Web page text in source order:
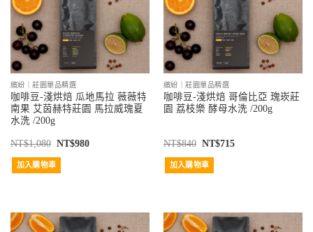
繽紛｜莊園單品精選
咖啡豆-淺烘焙 瓜地馬拉 薇薇特
南果 艾茵赫特莊園 馬拉威瑰夏
水洗 /200g
NT$1,080 NT$980
加入購物車
繽紛｜莊園單品精選
咖啡豆-淺烘焙 哥倫比亞 瑰崁莊
園 荔枝樂 酵母水洗 /200g
NT$840 NT$715
加入購物車